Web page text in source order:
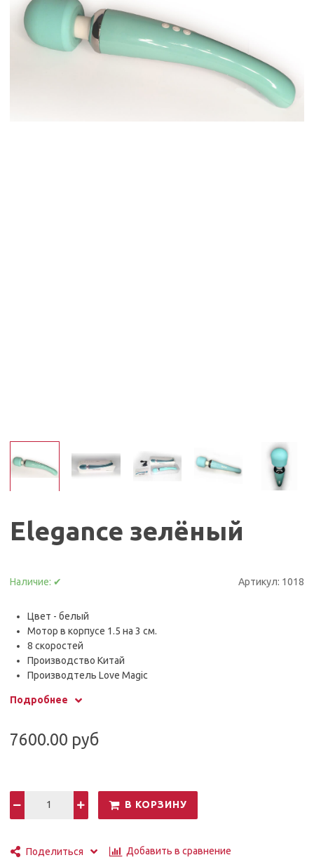
Elegance зелёный
Наличие: ✔ Артикул: 1018
Цвет - белый
Мотор в корпусе 1.5 на 3 см.
8 скоростей
Производство Китай
Производтель Love Magic
На разных режимах скорости применимы к пульсации.
RPM 1800 до 9000 об/мин.
Силиконовая головка
Аккумулятора хватает на 3 часа
Заряжается 3 часа.
Длинна - 28 см, ширина - 5 см.
Подробнее
7600.00 руб
В КОРЗИНУ
Поделиться Добавить в сравнение